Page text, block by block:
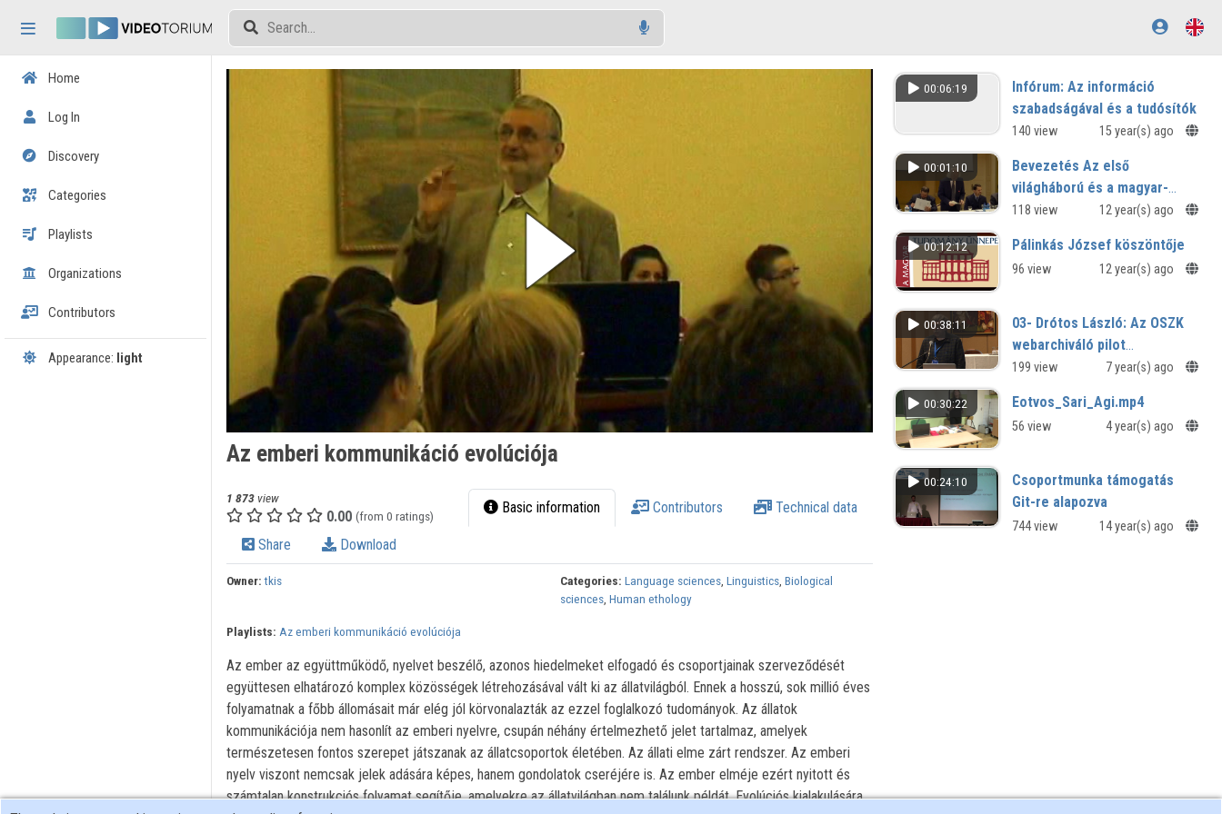
Home
Log In
Discovery
Categories
Playlists
Organizations
Contributors
Appearance: light
Az emberi kommunikáció evolúciója
1 873view
0.00 (from 0 ratings) Basic information Contributors Technical data
Share Download
Owner: tkis Categories: Language sciences,Linguistics,Biological
sciences,Human ethology
Playlists: Az emberi kommunikáció evolúciója
Az ember az együttműködő, nyelvet beszélő, azonos hiedelmeket elfogadó és csoportjainak szerveződését
együttesen elhatározó komplex közösségek létrehozásával vált ki az állatvilágból. Ennek a hosszú, sok millió éves
folyamatnak a főbb állomásait már elég jól körvonalazták az ezzel foglalkozó tudományok. Az állatok
kommunikációja nem hasonlít az emberi nyelvre, csupán néhány értelmezhető jelet tartalmaz, amelyek
természetesen fontos szerepet játszanak az állatcsoportok életében. Az állati elme zárt rendszer. Az emberi
nyelv viszont nemcsak jelek adására képes, hanem gondolatok cseréjére is. Az ember elméje ezért nyitott és
számtalan konstrukciós folyamat segítője, amelyekre az állatvilágban nem találunk példát. Evolúciós kialakulására
00:06:19
Infórum: Az információ
szabadságával és a tudósítók
helyzetével foglalkozó ülés
140 view 15 year(s) ago
00:01:10
Bevezetés Az első
világháború és a magyar-
horvát államközösség
ülésen
118 view 12 year(s) ago
00:12:12 Pálinkás József köszöntője
96 view 12 year(s) ago
00:38:11
03- Drótos László: Az OSZK
webarchiváló pilot
projektjének eddigi
199 view 7 year(s) ago
00:30:22 Eotvos_Sari_Agi.mp4
56 view 4 year(s) ago
00:24:10
Csoportmunka támogatás
Git-re alapozva
744 view 14 year(s) ago